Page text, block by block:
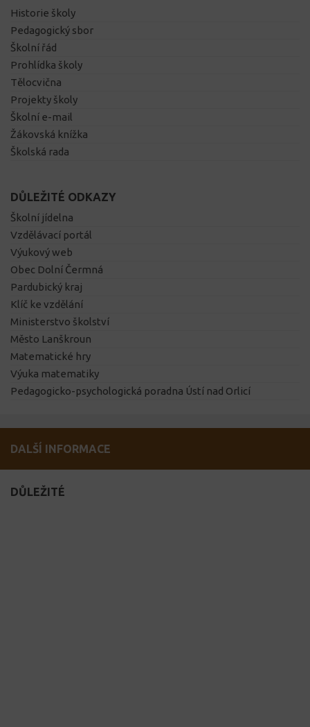
Historie školy
Pedagogický sbor
Školní řád
Prohlídka školy
Tělocvična
Projekty školy
Školní e-mail
Žákovská knížka
Školská rada
DŮLEŽITÉ ODKAZY
Školní jídelna
Vzdělávací portál
Výukový web
Obec Dolní Čermná
Pardubický kraj
Klíč ke vzdělání
Ministerstvo školství
Město Lanškroun
Matematické hry
Výuka matematiky
Pedagogicko-psychologická poradna Ústí nad Orlicí
DALŠÍ INFORMACE
DŮLEŽITÉ